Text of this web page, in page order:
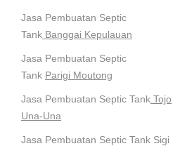
Jasa Pembuatan Septic
Tank Banggai Kepulauan
Jasa Pembuatan Septic
Tank Parigi Moutong
Jasa Pembuatan Septic Tank Tojo
Una-Una
Jasa Pembuatan Septic Tank Sigi